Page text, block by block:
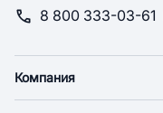
8 800 333-03-61
Компания